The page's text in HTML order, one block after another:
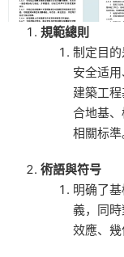
規範總則
制定目
安全适
建築工
合地基
相關标準
術語與符号
明确了
義，同
效應、幾